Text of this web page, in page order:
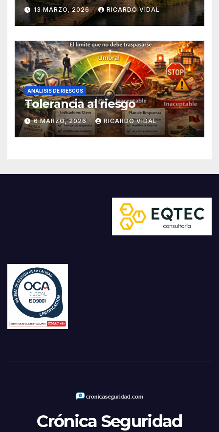
13 MARZO, 2026 RICARDO VIDAL
ANÁLISIS DE RIESGOS
Tolerancia al riesgo
6 MARZO, 2026 RICARDO VIDAL
Crónica Seguridad